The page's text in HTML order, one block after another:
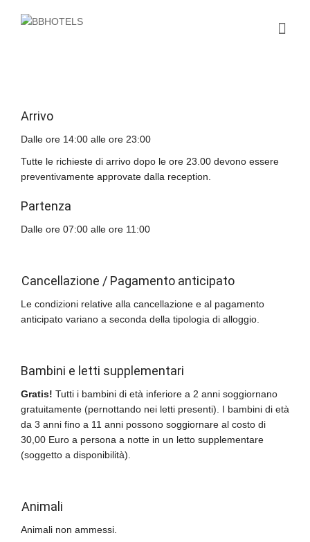
Arrivo
Dalle ore 14:00 alle ore 23:00
Tutte le richieste di arrivo dopo le ore 23.00 devono essere
preventivamente approvate dalla reception.
Partenza
Dalle ore 07:00 alle ore 11:00
Cancellazione / Pagamento anticipato
Le condizioni relative alla cancellazione e al pagamento
anticipato variano a seconda della tipologia di alloggio.
Bambini e letti supplementari
Gratis! Tutti i bambini di età inferiore a 2 anni soggiornano
gratuitamente (pernottando nei letti presenti). I bambini di età
da 3 anni fino a 11 anni possono soggiornare al costo di
30,00 Euro a persona a notte in un letto supplementare
(soggetto a disponibilità).
Animali
Animali non ammessi.